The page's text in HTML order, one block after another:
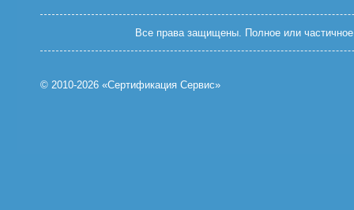
Все права защищены. Полное или частичное
© 2010-2026 «Сертификация Сервис»